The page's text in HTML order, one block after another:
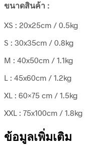
ขนาดสินค้า :
XS : 20x25cm / 0.5kg
S : 30x35cm / 0.8kg
M : 40x50cm / 1.1kg
L : 45x60cm / 1.2kg
XL : 60×75 cm / 1.5kg
XXL : 75x100cm / 1.8kg
ข้อมูลเพิ่มเติม